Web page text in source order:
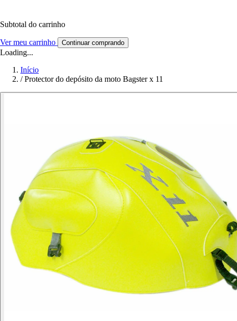
Subtotal do carrinho
Ver meu carrinho Continuar comprando
Loading...
Início
/ Protector do depósito da moto Bagster x 11